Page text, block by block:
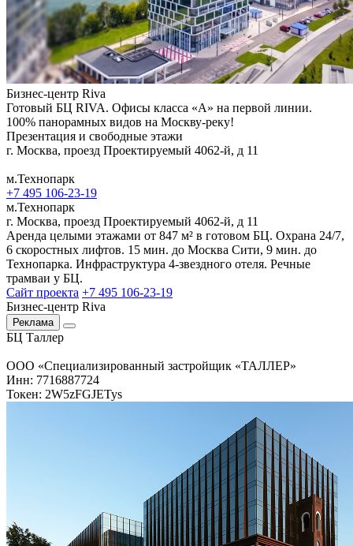
Бизнес-центр Riva
Готовый БЦ RIVA. Офисы класса «А» на первой линии.
100% панорамных видов на Москву-реку!
Презентация и свободные этажи
г. Москва, проезд Проектируемый 4062-й, д 11
м.Технопарк
+7 495 106-23-19
м.Технопарк
г. Москва, проезд Проектируемый 4062-й, д 11
Аренда целыми этажами от 847 м² в готовом БЦ. Охрана 24/7,
6 скоростных лифтов. 15 мин. до Москва Сити, 9 мин. до
Технопарка. Инфраструктура 4-звездного отеля. Речные
трамваи у БЦ.
Сайт проекта +7 495 106-23-19
Бизнес-центр Riva
Реклама
БЦ Таллер
ООО «Специализированный застройщик «ТАЛЛЕР»
Инн: 7716887724
Токен: 2W5zFGJETys